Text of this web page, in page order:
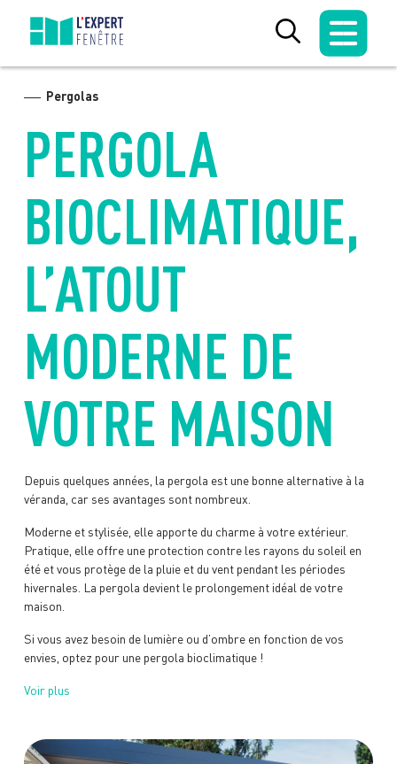
content
Pergolas
PERGOLA
BIOCLIMATIQUE,
L’ATOUT
MODERNE DE
VOTRE MAISON
Depuis quelques années, la pergola est une bonne alternative à la
véranda, car ses avantages sont nombreux.
Moderne et stylisée, elle apporte du charme à votre extérieur.
Pratique, elle offre une protection contre les rayons du soleil en
été et vous protège de la pluie et du vent pendant les périodes
hivernales. La pergola devient le prolongement idéal de votre
maison.
Si vous avez besoin de lumière ou d’ombre en fonction de vos
envies, optez pour une pergola bioclimatique !
Voir plus